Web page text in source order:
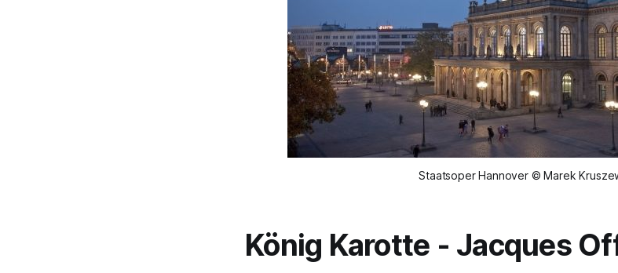
Staatsoper Hannover © Marek
König Karotte - Jacques